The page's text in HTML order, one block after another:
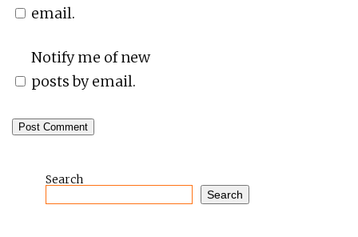
email.
Notify me of new
posts by email.
Search
Search